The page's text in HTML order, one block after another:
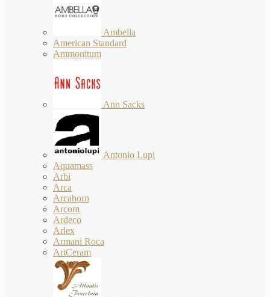
Ambella
American Standard
Ammonitum
Ann Sacks
Antonio Lupi
Aquamass
Arbi
Arca
Arcahorn
Arcom
Ardeco
Arlex
Armani Roca
ArtCeram